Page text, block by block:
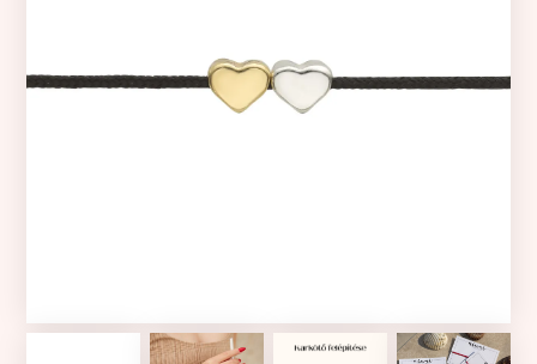
Morse tervező
Összes termék